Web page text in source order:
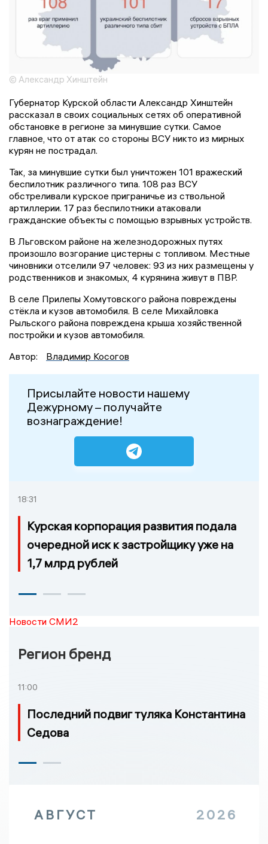
© Александр Хинштейн
Губернатор Курской области Александр Хинштейн
рассказал в своих социальных сетях об оперативной
обстановке в регионе за минувшие сутки. Самое
главное, что от атак со стороны ВСУ никто из мирных
курян не пострадал.
Так, за минувшие сутки был уничтожен 101 вражеский
беспилотник различного типа. 108 раз ВСУ
обстреливали курское приграничье из ствольной
артиллерии. 17 раз беспилотники атаковали
гражданские объекты с помощью взрывных устройств.
В Льговском районе на железнодорожных путях
произошло возгорание цистерны с топливом. Местные
чиновники отселили 97 человек: 93 из них размещены у
родственников и знакомых, 4 курянина живут в ПВР.
В селе Прилепы Хомутовского района повреждены
стёкла и кузов автомобиля. В селе Михайловка
Рыльского района повреждена крыша хозяйственной
постройки и кузов автомобиля.
Автор:
Владимир Косогов
Присылайте новости нашему
Дежурному – получайте
вознаграждение!
18:31
Курская корпорация развития подала
очередной иск к застройщику уже на
1,7 млрд рублей
Новости СМИ2
Регион бренд
11:00
Последний подвиг туляка Константина
Седова
АВГУСТ 2026